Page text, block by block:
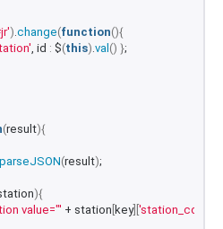
).change(function(){
, id : $(this).val () };
(result){
parseJSON(result);
){
value="' + station key][ 'station_cd'